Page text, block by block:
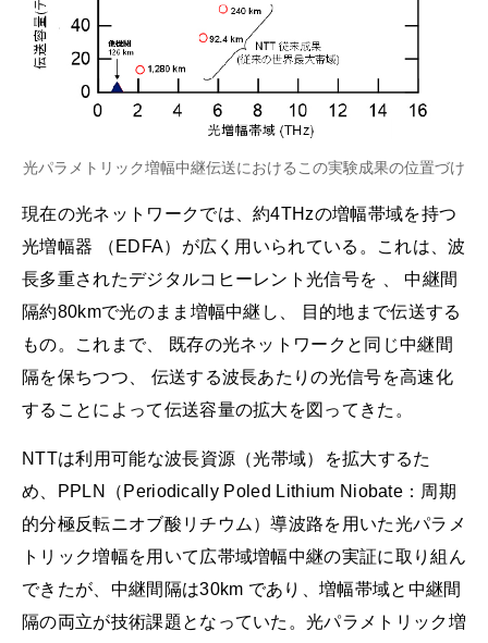
光パラメトリック増幅中継伝送におけるこの実験成果の位置づけ
現在の光ネットワークでは、約4THzの増幅帯域を持つ
光増幅器 （EDFA）が広く用いられている。これは、波
長多重されたデジタルコヒーレント光信号を 、 中継間
隔約80kmで光のまま増幅中継し、 目的地まで伝送する
もの。これまで、 既存の光ネットワークと同じ中継間
隔を保ちつつ、 伝送する波長あたりの光信号を高速化
することによって伝送容量の拡大を図ってきた。
NTTは利用可能な波長資源（光帯域）を拡大するた
め、PPLN（Periodically Poled Lithium Niobate：周期
的分極反転ニオブ酸リチウム）導波路を用いた光パラメ
トリック増幅を用いて広帯域増幅中継の実証に取り組ん
できたが、中継間隔は30km であり、増幅帯域と中継間
隔の両立が技術課題となっていた。光パラメトリック増